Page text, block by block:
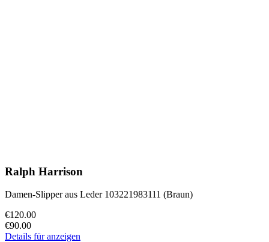
Ralph Harrison
Damen-Slipper aus Leder 103221983111 (Braun)
€120.00
€90.00
Details für anzeigen